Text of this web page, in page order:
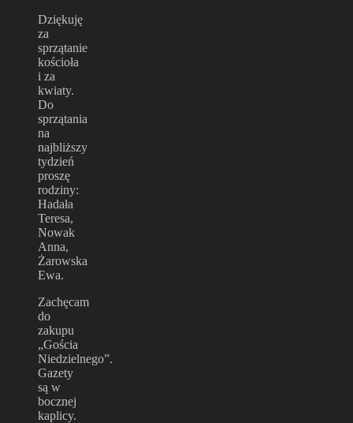
Dziękuję
za
sprzątanie
kościoła
i za
kwiaty.
Do
sprzątania
na
najbliższy
tydzień
proszę
rodziny:
Hadała
Teresa,
Nowak
Anna,
Żarowska
Ewa.
Zachęcam
do
zakupu
„Gościa
Niedzielnego”.
Gazety
są w
bocznej
kaplicy.